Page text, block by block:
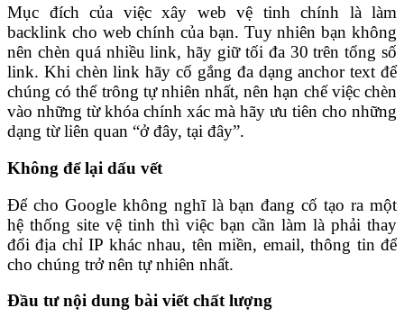
Mục đích của việc xây web vệ tinh chính là làm
backlink cho web chính của bạn. Tuy nhiên bạn không
nên chèn quá nhiều link, hãy giữ tối đa 30 trên tổng số
link. Khi chèn link hãy cố gắng đa dạng anchor text để
chúng có thể trông tự nhiên nhất, nên hạn chế việc chèn
vào những từ khóa chính xác mà hãy ưu tiên cho những
dạng từ liên quan “ở đây, tại đây”.
Không để lại dấu vết
Để cho Google không nghĩ là bạn đang cố tạo ra một
hệ thống site vệ tinh thì việc bạn cần làm là phải thay
đổi địa chỉ IP khác nhau, tên miền, email, thông tin để
cho chúng trở nên tự nhiên nhất.
Đầu tư nội dung bài viết chất lượng